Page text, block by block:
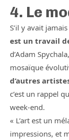
4. Le
S’il y avait
est un travail
d’Adam
mosaïque
d’autres
c’est un rappel
week-end.
« L’art est un
impressions, et